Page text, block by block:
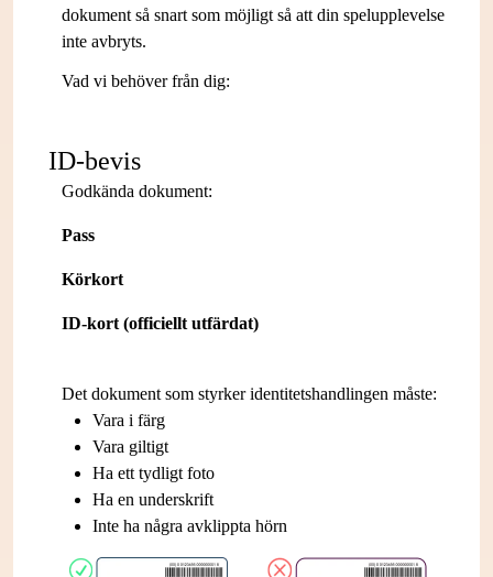
dokument så snart som möjligt så att din spelupplevelse
inte avbryts.
Vad vi behöver från dig:
ID-bevis
Godkända dokument:
Pass
Körkort
ID-kort (officiellt utfärdat)
Det dokument som styrker identitetshandlingen måste:
Vara i färg
Vara giltigt
Ha ett tydligt foto
Ha en underskrift
Inte ha några avklippta hörn